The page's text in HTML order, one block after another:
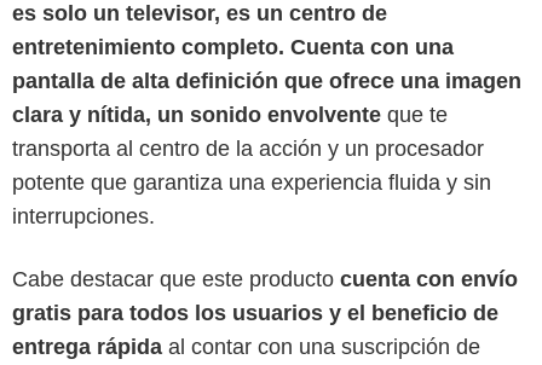
es solo un televisor, es un centro de
entretenimiento completo. Cuenta con una
pantalla de alta definición que ofrece una imagen
clara y nítida, un sonido envolvente que te
transporta al centro de la acción y un procesador
potente que garantiza una experiencia fluida y sin
interrupciones.
Cabe destacar que este producto cuenta con envío
gratis para todos los usuarios y el beneficio de
entrega rápida al contar con una suscripción de